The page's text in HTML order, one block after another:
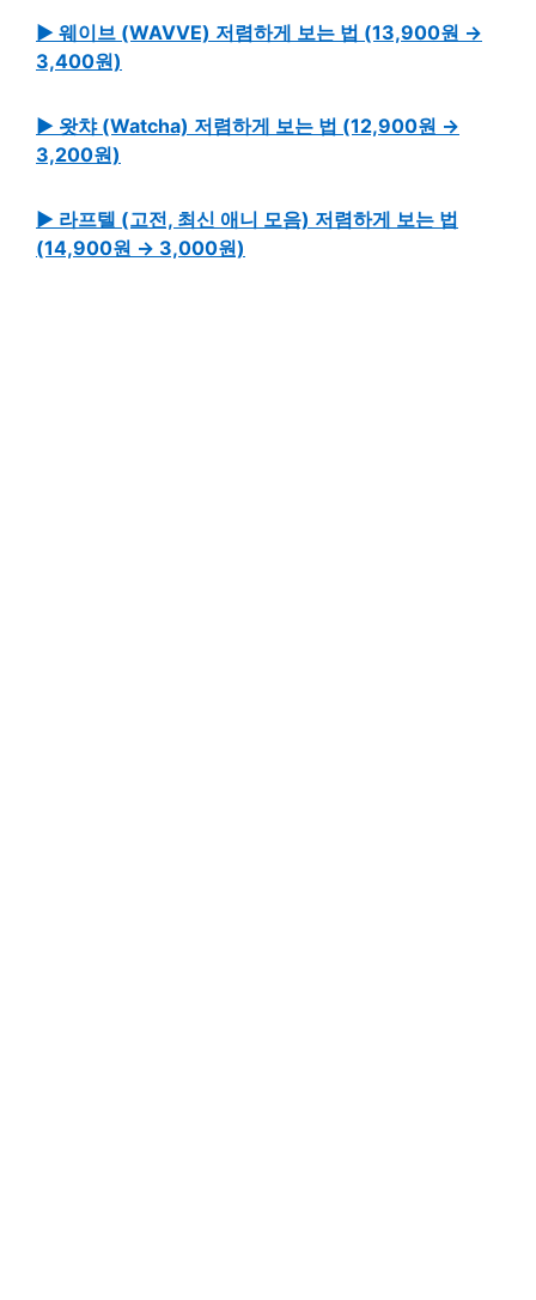
▶ 웨이브 (WAVVE) 저렴하게 보는 법 (13,900원 →
3,400원)
▶ 왓챠 (Watcha) 저렴하게 보는 법 (12,900원 →
3,200원)
▶ 라프텔 (고전, 최신 애니 모음) 저렴하게 보는 법
(14,900원 → 3,000원)